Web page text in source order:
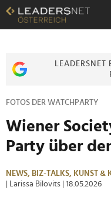
Zum
Inhalt
Zur
Zur
LEADERSNET
FOTOS DER WATCHPARTY
Wiener
Party über
NEWS, BIZ-TALKS, KUNST &
| Larissa Bilovits
| 18.05.2026